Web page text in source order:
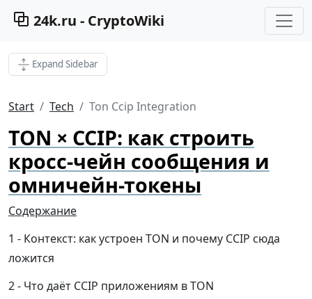
24k.ru - CryptoWiki
Expand Sidebar
Start Tech Ton Ccip Integration
TON × CCIP: как строить
кросс-чейн сообщения и
омничейн-токены
Содержание
Контекст: как устроен TON и почему CCIP сюда
ложится
Что даёт CCIP приложениям в TON